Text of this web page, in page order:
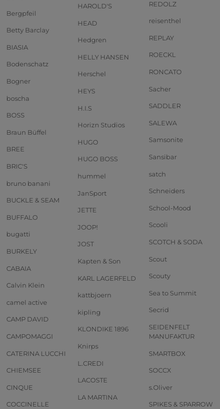
Bergpfeil
Betty Barclay
BIASIA
Bodenschatz
Bogner
boscha
BOSS
Braun Büffel
BREE
BRIC'S
bruno banani
BUCKLE & SEAM
BUFFALO
bugatti
BURKELY
CABAIA
Calvin Klein
camel active
CAMP DAVID
CAMPOMAGGI
CATERINA LUCCHI
CHIEMSEE
CINQUE
COCCINELLE
HAROLD'S
HEAD
Hedgren
HELLY HANSEN
Herschel
HEYS
H.I.S
Horizn Studios
HUGO
HUGO BOSS
hummel
JanSport
JETTE
JOOP!
JOST
Kapten & Son
KARL LAGERFELD
kattbjoern
kipling
KLONDIKE 1896
Knirps
L.CREDI
LACOSTE
LA MARTINA
REDOLZ
reisenthel
REPLAY
ROECKL
RONCATO
Sacher
SADDLER
SALEWA
Samsonite
Sansibar
satch
Schneiders
School-Mood
Scooli
SCOTCH & SODA
Scout
Scouty
Sea to Summit
Secrid
SEIDENFELT
MANUFAKTUR
SMARTBOX
SOCCX
s.Oliver
SPIKES & SPARROW